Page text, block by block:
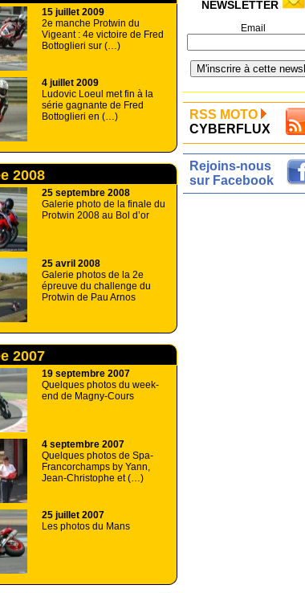
15 juillet 2009
2e manche Protwin du
Vigeant : 4e victoire de Fred
Bottoglieri sur (…)
4 juillet 2009
Ludovic Loeul met fin à la
série gagnante de Fred
Bottoglieri en (…)
2008
25 septembre 2008
Galerie photo de la finale du
Protwin 2008 au Bol d’or
25 avril 2008
Galerie photos de la 2e
épreuve du challenge du
Protwin de Pau Arnos
2007
19 septembre 2007
Quelques photos du week-
end de Magny-Cours
4 septembre 2007
Quelques photos de Spa-
Francorchamps by Yann,
Jean-Christophe et (…)
25 juillet 2007
Les photos du Mans
NEWSLETTER
Email
RSS MOTO
CYBERFLUX
Rejoins-nous
sur Facebook